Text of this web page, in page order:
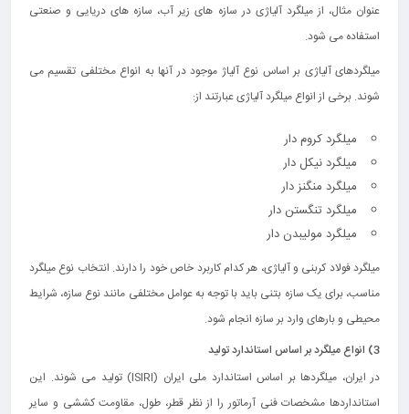
عنوان مثال، از میلگرد آلیاژی در سازه‌ های زیر آب، سازه‌ های دریایی و صنعتی
استفاده می‌ شود.
میلگردهای آلیاژی بر اساس نوع آلیاژ موجود در آنها به انواع مختلفی تقسیم می‌
شوند. برخی از انواع میلگرد آلیاژی عبارتند از:
میلگرد کروم دار
میلگرد نیکل دار
میلگرد منگنز دار
میلگرد تنگستن دار
میلگرد مولیبدن دار
میلگرد فولاد کربنی و آلیاژی، هر کدام کاربرد خاص خود را دارند. انتخاب نوع میلگرد
مناسب، برای یک سازه بتنی باید با توجه به عوامل مختلفی مانند نوع سازه، شرایط
محیطی و بارهای وارد بر سازه انجام شود.
3) انواع میلگرد بر اساس استانداردتولید
در ایران، میلگردها بر اساس استاندارد ملی ایران (ISIRI) تولید می‌ شوند. این
استانداردها مشخصات فنی آرماتور را از نظر قطر، طول، مقاومت کششی و سایر